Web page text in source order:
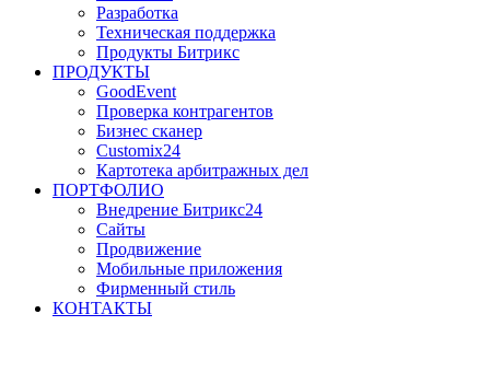
Разработка
Техническая поддержка
Продукты Битрикс
ПРОДУКТЫ
GoodEvent
Проверка контрагентов
Бизнес сканер
Customix24
Картотека арбитражных дел
ПОРТФОЛИО
Внедрение Битрикс24
Сайты
Продвижение
Мобильные приложения
Фирменный стиль
КОНТАКТЫ